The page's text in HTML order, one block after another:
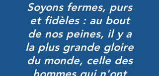
Soyons fermes, purs
et fidèles : au bout
de nos peines, il y a
la plus grande gloire
du monde, celle des